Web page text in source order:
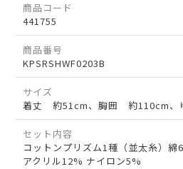
商品コード
441755
商品番号
KPSRSHWF0203B
サイズ
着丈 約51cm、胸囲 約110cm、
セット内容
コットンプリズム1種（並太糸）
アクリル12% ナイロン5%